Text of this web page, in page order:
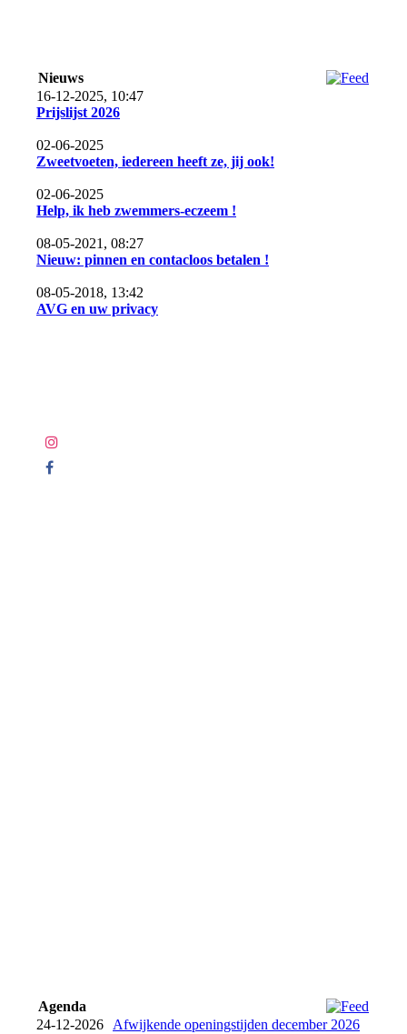
Nieuws
16-12-2025, 10:47
Prijslijst 2026
02-06-2025
Zweetvoeten, iedereen heeft ze, jij ook!
02-06-2025
Help, ik heb zwemmers-eczeem !
08-05-2021, 08:27
Nieuw: pinnen en contacloos betalen !
08-05-2018, 13:42
AVG en uw privacy
Agenda
24-12-2026
Afwijkende openingstijden december 2026